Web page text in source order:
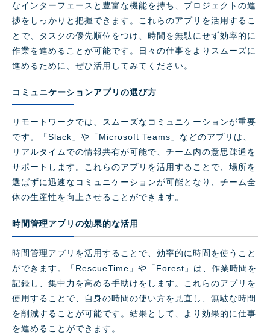
なインターフェースと豊富な機能を持ち、プロジェクトの進
捗をしっかりと把握できます。これらのアプリを活用するこ
とで、タスクの優先順位をつけ、時間を無駄にせず効率的に
作業を進めることが可能です。日々の仕事をよりスムーズに
進めるために、ぜひ活用してみてください。
コミュニケーションアプリの選び方
リモートワークでは、スムーズなコミュニケーションが重要
です。「Slack」や「Microsoft Teams」などのアプリは、
リアルタイムでの情報共有が可能で、チーム内の意思疎通を
サポートします。これらのアプリを活用することで、場所を
選ばずに迅速なコミュニケーションが可能となり、チーム全
体の生産性を向上させることができます。
時間管理アプリの効果的な活用
時間管理アプリを活用することで、効率的に時間を使うこと
ができます。「RescueTime」や「Forest」は、作業時間を
記録し、集中力を高める手助けをします。これらのアプリを
使用することで、自身の時間の使い方を見直し、無駄な時間
を削減することが可能です。結果として、より効果的に仕事
を進めることができます。